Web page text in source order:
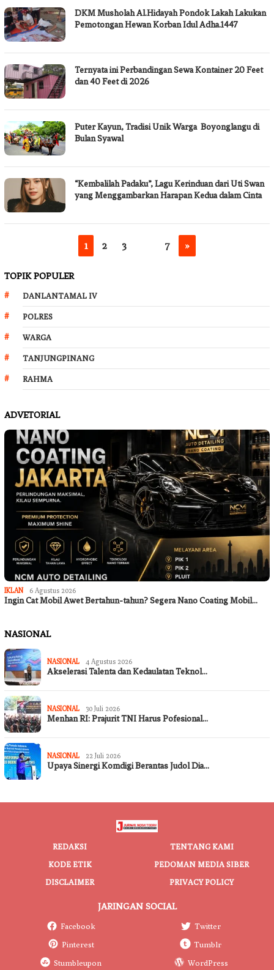
DKM Musholah Al.Hidayah Pondok Lakah Lakukan
Pemotongan Hewan Korban Idul Adha.1447
Ternyata ini Perbandingan Sewa Kontainer 20 Feet
dan 40 Feet di 2026
Puter Kayun, Tradisi Unik Warga Boyonglangu di
Bulan Syawal
“Kembalilah Padaku”, Lagu Kerinduan dari Uti Swan
yang Menggambarkan Harapan Kedua dalam Cinta
1 2 3 7 »
TOPIK POPULER
DANLANTAMAL IV
POLRES
WARGA
TANJUNGPINANG
RAHMA
ADVETORIAL
IKLAN 6 Agustus 2026
Ingin Cat Mobil Awet Bertahun-tahun? Segera Nano Coating Mobil…
NASIONAL
NASIONAL 4 Agustus 2026
Akselerasi Talenta dan Kedaulatan Teknol…
NASIONAL 30 Juli 2026
Menhan RI: Prajurit TNI Harus Pofesional…
NASIONAL 22 Juli 2026
Upaya Sinergi Komdigi Berantas Judol Dia…
REDAKSI
TENTANG KAMI
KODE ETIK
PEDOMAN MEDIA SIBER
DISCLAIMER
PRIVACY POLICY
JARINGAN SOCIAL
Facebook
Twitter
Pinterest
Tumblr
Stumbleupon
WordPress